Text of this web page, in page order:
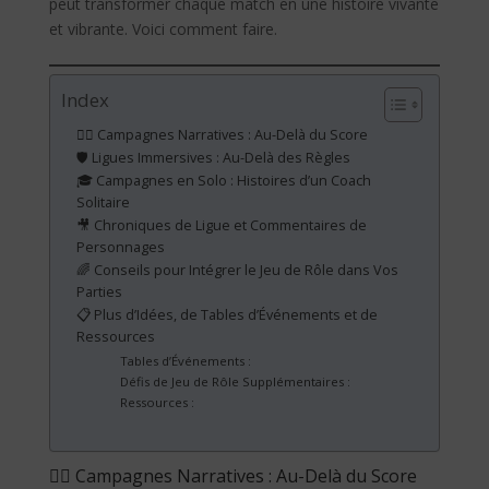
peut transformer chaque match en une histoire vivante
et vibrante. Voici comment faire.
Index
🧙‍♂️ Campagnes Narratives : Au-Delà du Score
🛡️ Ligues Immersives : Au-Delà des Règles
🎓 Campagnes en Solo : Histoires d’un Coach
Solitaire
🎥 Chroniques de Ligue et Commentaires de
Personnages
🌈 Conseils pour Intégrer le Jeu de Rôle dans Vos
Parties
📋 Plus d’Idées, de Tables d’Événements et de
Ressources
Tables d’Événements :
Défis de Jeu de Rôle Supplémentaires :
Ressources :
🧙‍♂️ Campagnes Narratives : Au-Delà du Score